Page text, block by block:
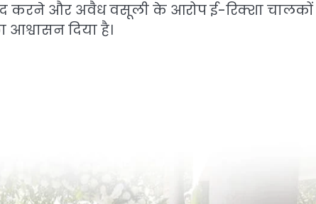
करने और अवैध वसूली के आरोप ई-रिक्शा चालकों
आश्वासन दिया है।